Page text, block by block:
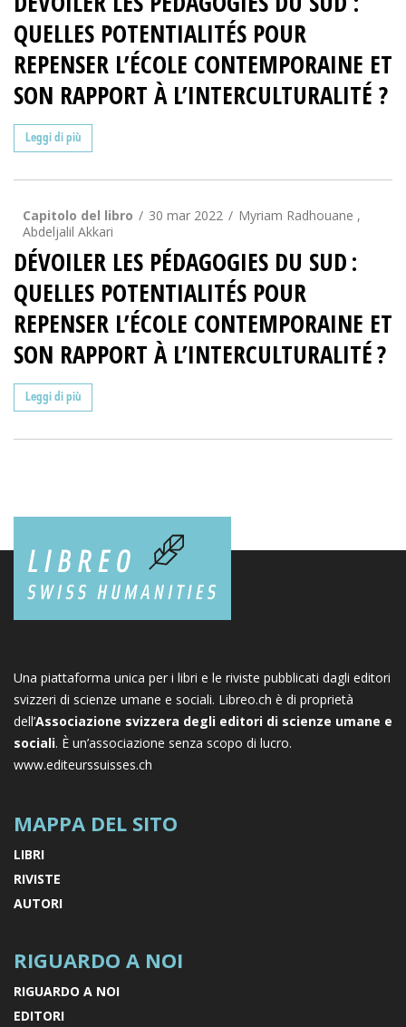
QUELLES POTENTIALITÉS POUR
REPENSER L’ÉCOLE CONTEMPORAINE ET
SON RAPPORT À L’INTERCULTURALITÉ ?
Leggi di più
Capitolo del libro 30 mar 2022
Myriam Radhouane ,
Abdeljalil Akkari
DÉVOILER LES PÉDAGOGIES DU SUD :
QUELLES POTENTIALITÉS POUR
REPENSER L’ÉCOLE CONTEMPORAINE ET
SON RAPPORT À L’INTERCULTURALITÉ ?
Leggi di più
Una piattaforma unica per i libri e le riviste pubblicati dagli editori
svizzeri di scienze umane e sociali. Libreo.ch è di proprietà
dell’Associazione svizzera degli editori di scienze umane e
sociali. È un’associazione senza scopo di lucro.
www.editeurssuisses.ch
MAPPA DEL SITO
LIBRI
RIVISTE
AUTORI
RIGUARDO A NOI
RIGUARDO A NOI
EDITORI